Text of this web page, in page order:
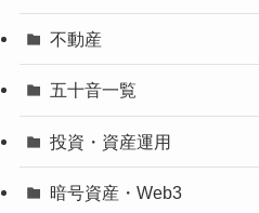
不動産
五十音一覧
投資・資産運用
暗号資産・Web3